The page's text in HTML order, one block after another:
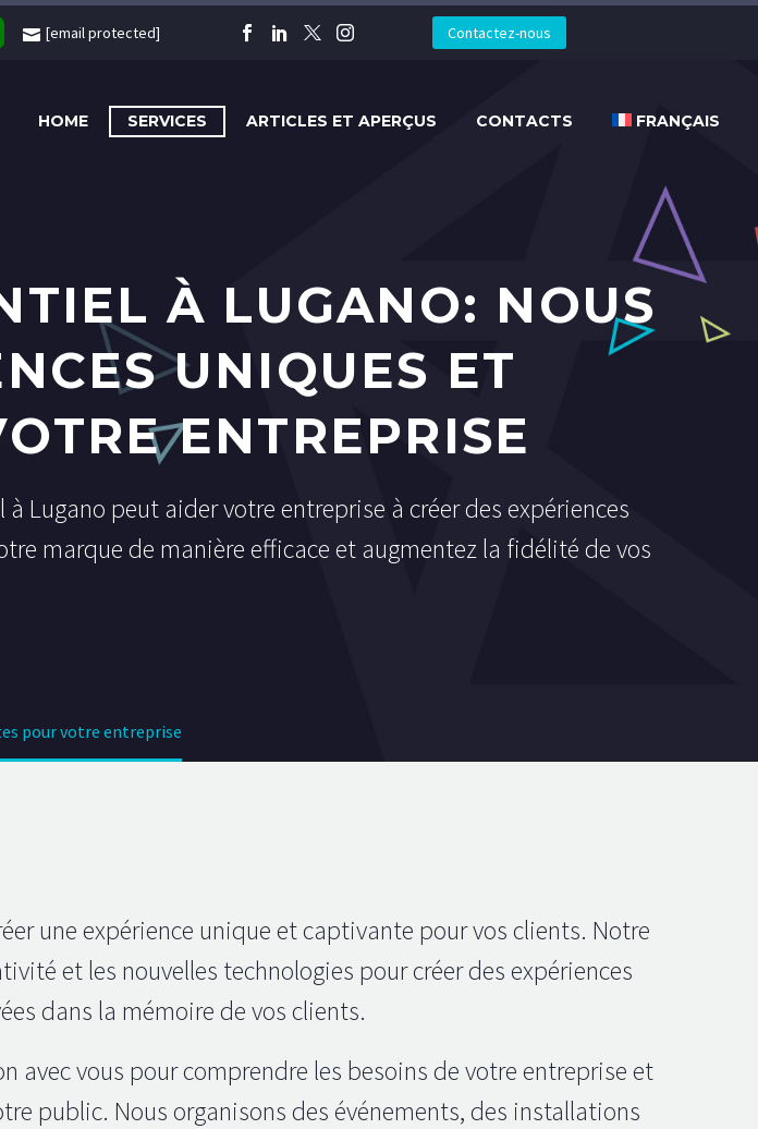
[email protected] Contactez-nous
HOME SERVICES ARTICLES ET APERÇUS CONTACTS FRANÇAIS
À LUGANO: NOUS
UNIQUES ET
ENTREPRISE
Lugano peut aider votre entreprise à créer des expériences
marque de manière efficace et augmentez la fidélité de vos
pour votre entreprise
une expérience unique et captivante pour vos clients. Notre
et les nouvelles technologies pour créer des expériences
dans la mémoire de vos clients.
vous pour comprendre les besoins de votre entreprise et
public. Nous organisons des événements, des installations